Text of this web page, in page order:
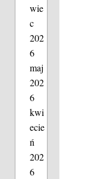
wie
c
202
6
maj
202
6
kwi
ecie
ń
202
6